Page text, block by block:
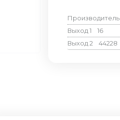
Производитель
Выход 1
16
Выход 2
44228